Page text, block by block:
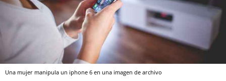
Una mujer manipula un iphone 6 en una imagen de archivo